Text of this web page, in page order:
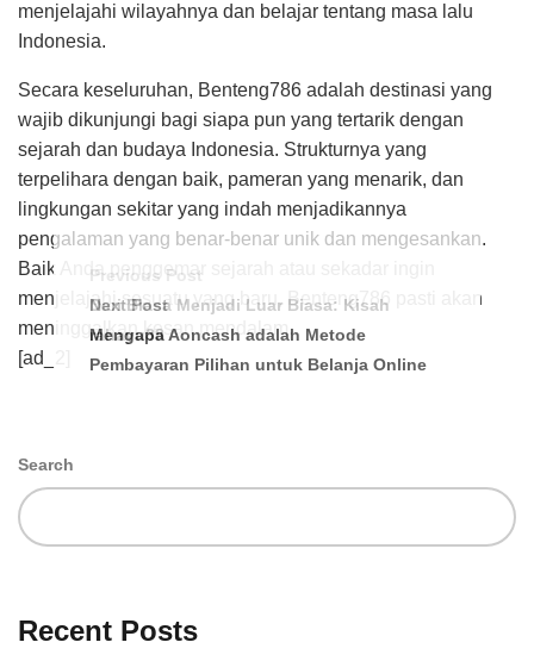
menjelajahi wilayahnya dan belajar tentang masa lalu
Indonesia.
Secara keseluruhan, Benteng786 adalah destinasi yang
wajib dikunjungi bagi siapa pun yang tertarik dengan
sejarah dan budaya Indonesia. Strukturnya yang
terpelihara dengan baik, pameran yang menarik, dan
lingkungan sekitar yang indah menjadikannya
pengalaman yang benar-benar unik dan mengesankan.
Baik Anda penggemar sejarah atau sekadar ingin
menjelajahi sesuatu yang baru, Benteng786 pasti akan
meninggalkan kesan mendalam.
[ad_2]
Previous Post
Dari Biasa Menjadi Luar Biasa: Kisah
rahayu88
Next Post
Mengapa Aoncash adalah Metode
Pembayaran Pilihan untuk Belanja Online
Search
Recent Posts